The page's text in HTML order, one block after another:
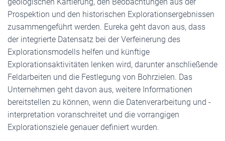
Prospektion und den historischen Explorationsergebnissen
zusammengeführt werden. Eureka geht davon aus, dass
der integrierte Datensatz bei der Verfeinerung des
Explorationsmodells helfen und künftige
Explorationsaktivitäten lenken wird, darunter anschließende
Feldarbeiten und die Festlegung von Bohrzielen. Das
Unternehmen geht davon aus, weitere Informationen
bereitstellen zu können, wenn die Datenverarbeitung und -
interpretation voranschreitet und die vorrangigen
Explorationsziele genauer definiert wurden.